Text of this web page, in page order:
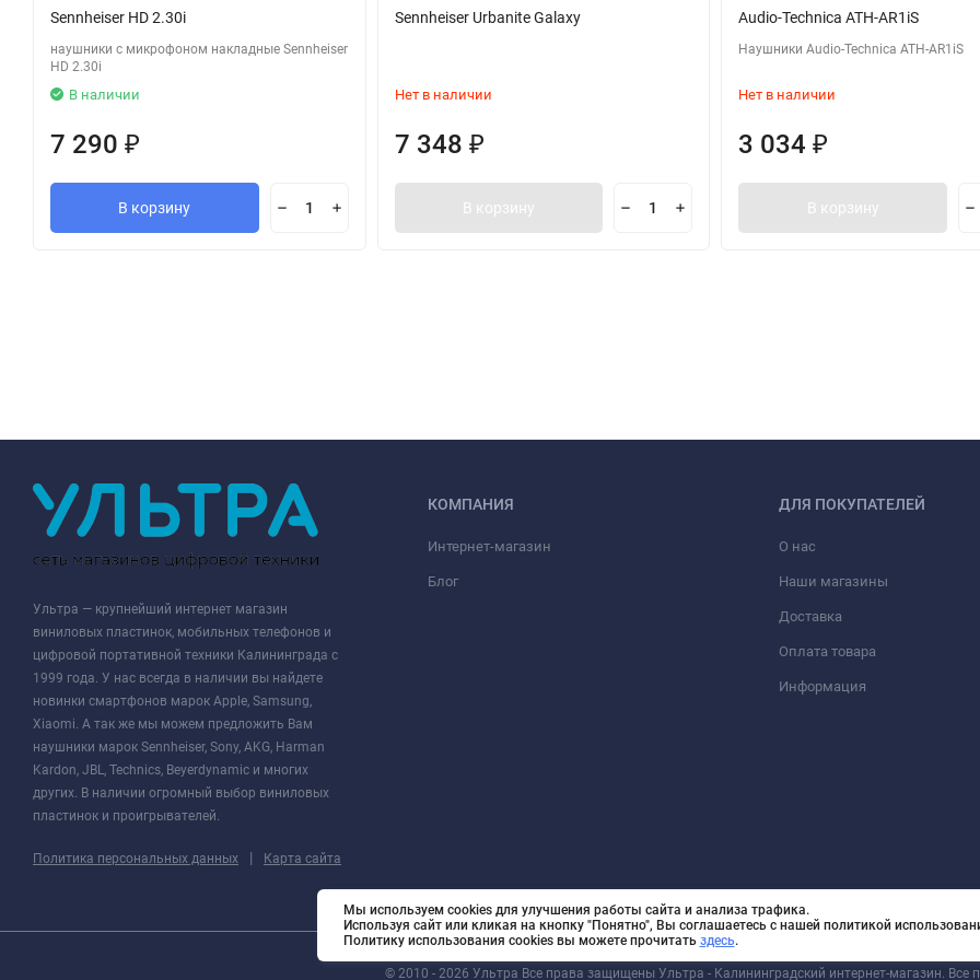
Sennheiser HD 2.30i
наушники с микрофоном накладные Sennheiser
HD 2.30i
В наличии
7 290 ₽
В корзину
Sennheiser Urbanite Galaxy
Нет в наличии
7 348 ₽
В корзину
Audio-Technica ATH-AR1iS
Наушники Audio-Technica ATH-AR1iS
Нет в наличии
3 034₽
В корзину
Ультра — крупнейший интернет магазин
виниловых пластинок, мобильных телефонов и
цифровой портативной техники Калининграда с
1999 года. У нас всегда в наличии вы найдете
новинки смартфонов марок Apple, Samsung,
Xiaomi. А так же мы можем предложить Вам
наушники марок Sennheiser, Sony, AKG, Harman
Kardon, JBL, Technics, Beyerdynamic и многих
других. В наличии огромный выбор виниловых
пластинок и проигрывателей.
Политика персональных данных | Карта сайта
КОМПАНИЯ
Интернет-магазин
Блог
ДЛЯ ПОКУПАТЕЛЕЙ
О нас
Наши магазины
Доставка
Оплата товара
Информация
© 2010 - 2026 Ультра Все права защищены Ультра - Калининградский интернет-магазин. Все
Мы используем cookies для улучшения работы сайта и анализа трафика.
Используя сайт или кликая на кнопку "Понятно", Вы соглашаетесь с нашей политикой
Политику использования cookies вы можете прочитать здесь.